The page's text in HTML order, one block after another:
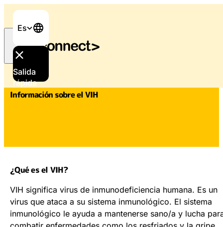
Es
Salida
rápida
Inicio
Información sobre el VIH
¿Qué es el VIH?
VIH significa virus de inmunodeficiencia humana. Es un
virus que ataca a su sistema inmunológico. El sistema
inmunológico le ayuda a mantenerse sano/a y lucha